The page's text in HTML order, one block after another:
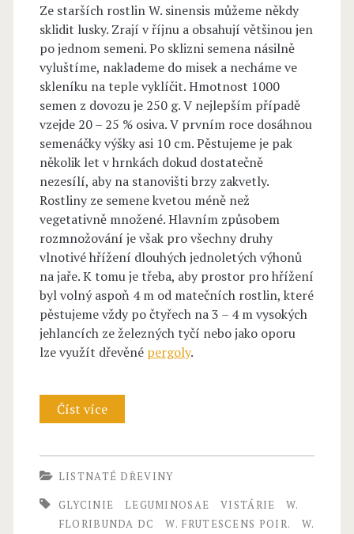
Ze starších rostlin W. sinensis můžeme někdy
sklidit lusky. Zrají v říjnu a obsahují většinou jen
po jednom semeni. Po sklizni semena násilně
vyluštíme, naklademe do misek a necháme ve
skleníku na teple vyklíčit. Hmotnost 1000
semen z dovozu je 250 g. V nejlepším případě
vzejde 20 – 25 % osiva. V prvním roce dosáhnou
semenáčky výšky asi 10 cm. Pěstujeme je pak
několik let v hrnkách dokud dostatečně
nezesílí, aby na stanovišti brzy zakvetly.
Rostliny ze semene kvetou méně než
vegetativně množené. Hlavním způsobem
rozmnožování je však pro všechny druhy
vlnotivé hřížení dlouhých jednoletých výhonů
na jaře. K tomu je třeba, aby prostor pro hřížení
byl volný aspoň 4 m od matečních rostlin, které
pěstujeme vždy po čtyřech na 3 – 4 m vysokých
jehlancích ze železných tyčí nebo jako oporu
lze využít dřevěné pergoly.
Číst víceW
e
LISTNATÉ DŘEVINY
GLYCINIE
LEGUMINOSAE VISTÁRIE
W.
FLORIBUNDA DC
W. FRUTESCENS POIR.
W.